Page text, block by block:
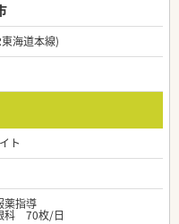
海道本線)
ト
薬指導
科 70枚/日